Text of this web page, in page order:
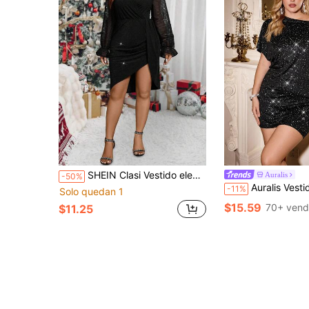
-50% SHEIN Clasi Vestido elegante y brillante con bajo asimétrico y envolvente de talla grande para otoño
Solo quedan 1
$11.25
Auralis
-11% Auralis Vestidos de fiesta talla grande para mujer, vestidos casuales negros, vestidos hombros descubiertos, vestidos un
$15.59 70+